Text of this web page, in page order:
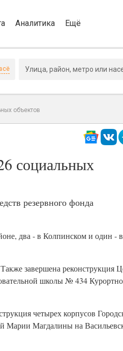
Аналитика Ещё
объектов
социальных
резервного фонда
два - в Колпинском и один - в
завершена реконструкция
школы № 434
четырех корпусов
Марии Магдалины на